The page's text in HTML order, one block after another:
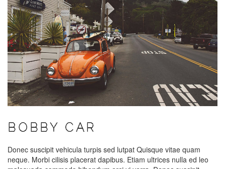
BOBBY CAR
Donec suscipit vehicula turpis sed lutpat Quisque vitae quam
neque. Morbi cilisis placerat dapibus. Etiam ultrices nulla ed leo